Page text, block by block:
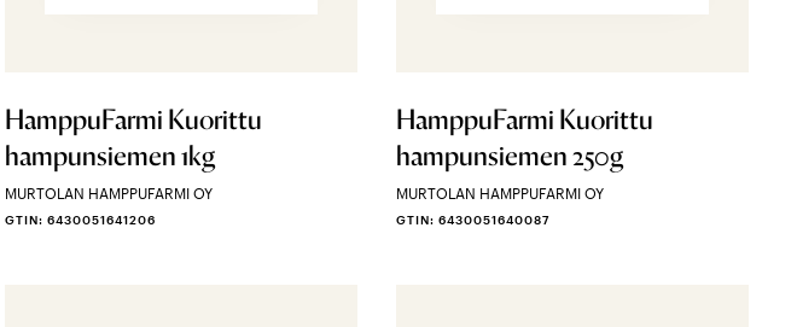
HamppuFarmi Kuorittu
hampunsiemen 1kg
MURTOLAN HAMPPUFARMI OY
GTIN: 6430051641206
HamppuFarmi Kuorittu
hampunsiemen 250g
MURTOLAN HAMPPUFARMI OY
GTIN: 6430051640087